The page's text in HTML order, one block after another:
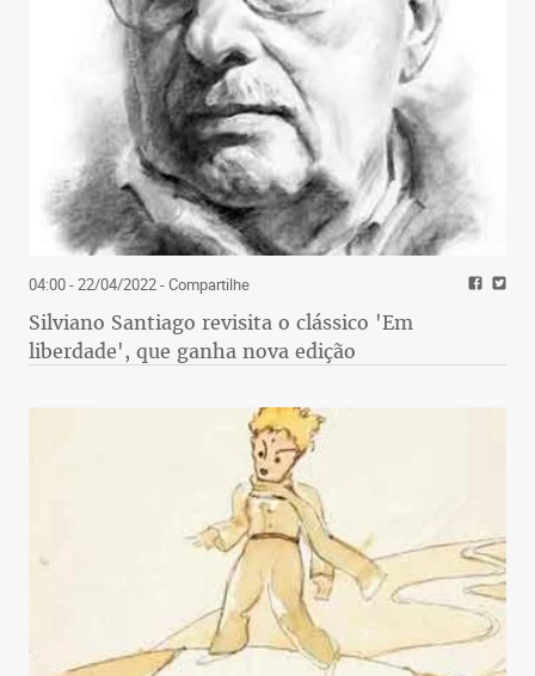
04:00 - 22/04/2022- Compartilhe
Silviano Santiago revisita o clássico 'Em
liberdade', que ganha nova edição